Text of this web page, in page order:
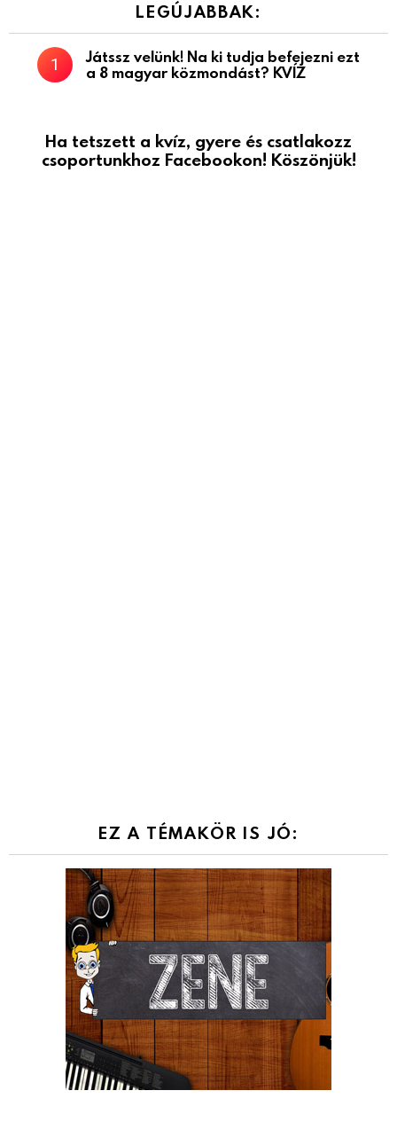
LEGÚJABBAK:
Játssz velünk! Na ki tudja befejezni ezt
a 8 magyar közmondást? KVÍZ
Ha tetszett a kvíz, gyere és csatlakozz
csoportunkhoz Facebookon! Köszönjük!
EZ A TÉMAKÖR IS JÓ: